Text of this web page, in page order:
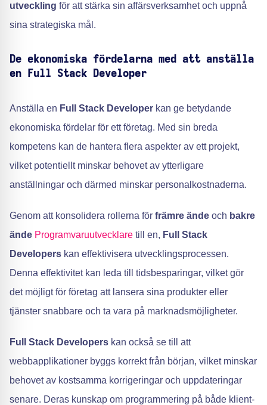
utveckling för att stärka sin affärsverksamhet och uppnå
sina strategiska mål.
De ekonomiska fördelarna med att anställa
en Full Stack Developer
Anställa en Full Stack Developer kan ge betydande
ekonomiska fördelar för ett företag. Med sin breda
kompetens kan de hantera flera aspekter av ett projekt,
vilket potentiellt minskar behovet av ytterligare
anställningar och därmed minskar personalkostnaderna.
Genom att konsolidera rollerna för främre ände och bakre
ände Programvaruutvecklare till en, Full Stack
Developers kan effektivisera utvecklingsprocessen.
Denna effektivitet kan leda till tidsbesparingar, vilket gör
det möjligt för företag att lansera sina produkter eller
tjänster snabbare och ta vara på marknadsmöjligheter.
Full Stack Developers kan också se till att
webbapplikationer byggs korrekt från början, vilket minskar
behovet av kostsamma korrigeringar och uppdateringar
senare. Deras kunskap om programmering på både klient-